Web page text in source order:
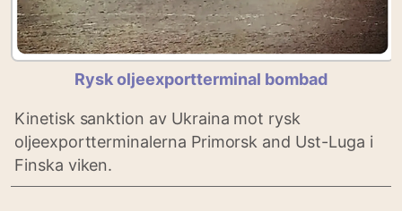
Rysk oljeexportterminal bombad
Kinetisk sanktion av Ukraina mot rysk
oljeexportterminalerna Primorsk and Ust-Luga i
Finska viken.